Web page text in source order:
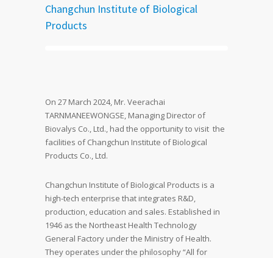
Changchun Institute of Biological
Products
On 27 March 2024, Mr. Veerachai
TARNMANEEWONGSE, Managing Director of
Biovalys Co., Ltd., had the opportunity to visit the
facilities of Changchun Institute of Biological
Products Co., Ltd.
Changchun Institute of Biological Products is a
high-tech enterprise that integrates R&D,
production, education and sales. Established in
1946 as the Northeast Health Technology
General Factory under the Ministry of Health.
They operates under the philosophy “All for